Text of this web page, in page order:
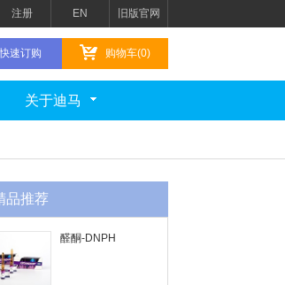
旧版官网
EN
注册
快速订购 购物车(0)
关于迪马
品推荐
醛酮-DNPH